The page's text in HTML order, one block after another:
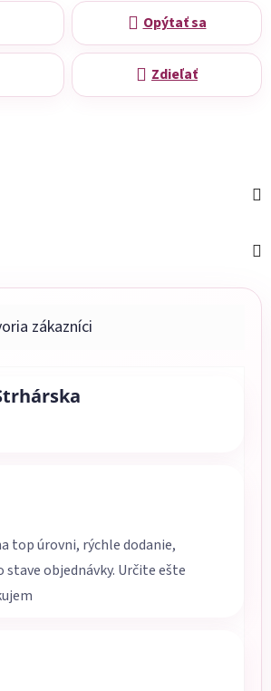
Opýtať sa
Zdieľať
je 5 z 5 hviezdičiek.
je 5 z 5 hviezdičiek.
top úrovni, rýchle dodanie,
objednávky. Určite ešte
je 5 z 5 hviezdičiek.